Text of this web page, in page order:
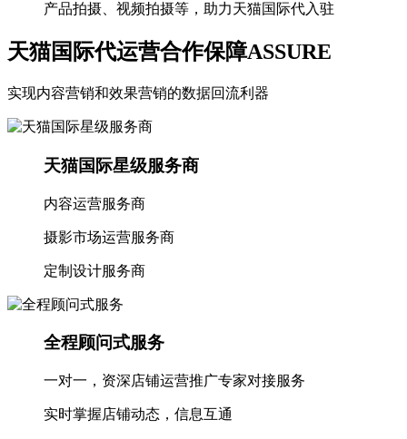
产品拍摄、视频拍摄等，助力天猫国际代入驻
天猫国际代运营合作保障ASSURE
实现内容营销和效果营销的数据回流利器
天猫国际星级服务商
内容运营服务商
摄影市场运营服务商
定制设计服务商
全程顾问式服务
一对一，资深店铺运营推广专家对接服务
实时掌握店铺动态，信息互通